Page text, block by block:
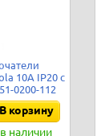
10А IP20 с
0200-112
В корзину
в наличии